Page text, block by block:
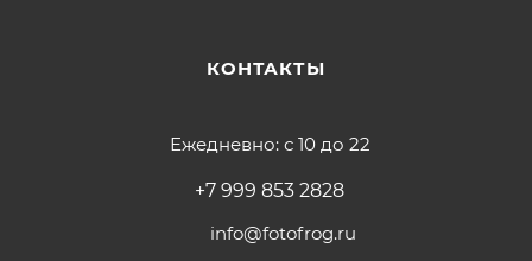
КОНТАКТЫ
Ежедневно: с 10 до 22
+7 999 853 2828
info@fotofrog.ru